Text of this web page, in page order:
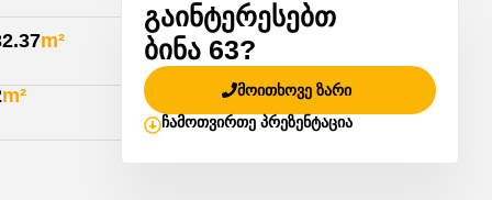
m²
m²
გაინტერესებთ
ბინა 63?
მოითხოვე ზარი
ჩამოთვირთე პრეზენტაცია